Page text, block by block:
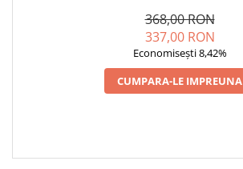
ALTEA (2004-2015) ALTEA XL
(2006-2015) ALTEA
FREETRACK (2007-2015)
368,00 RON
337,00 RON
Economisești 8,42%
CUMPARA-LE IMPREUNA